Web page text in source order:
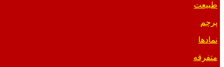
طبیعت
پرچم
نمادها
متفرقه